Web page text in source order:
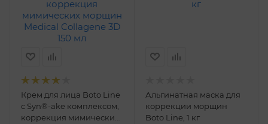
Крем для лица Boto Line
с Syn®-ake комплексом,
коррекция мимических
Альгинатная маска для
коррекции морщин
Boto Line, 1 кг